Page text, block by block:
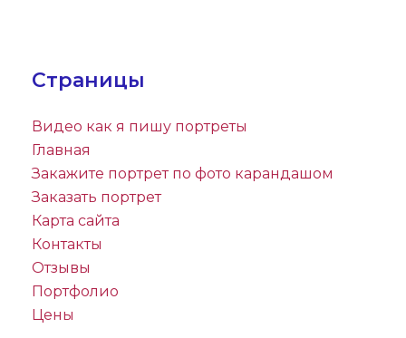
Страницы
Видео как я пишу портреты
Главная
Закажите портрет по фото карандашом
Заказать портрет
Карта сайта
Контакты
Отзывы
Портфолио
Цены